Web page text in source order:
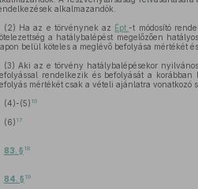
alkalmazandók.
(2) Ha az e törvénynek az Épt.-t módosító
a hatálybalépést megelőzően
belül köteles a meglévő befolyása mértékét
(3) Aki az e törvény hatálybalépésekor
rendelkezik és befolyását a
mértékét csak a vételi ajánlatra vonatkozó
(4)-(5) 16
(6) 17
83. § 18
84. § 19